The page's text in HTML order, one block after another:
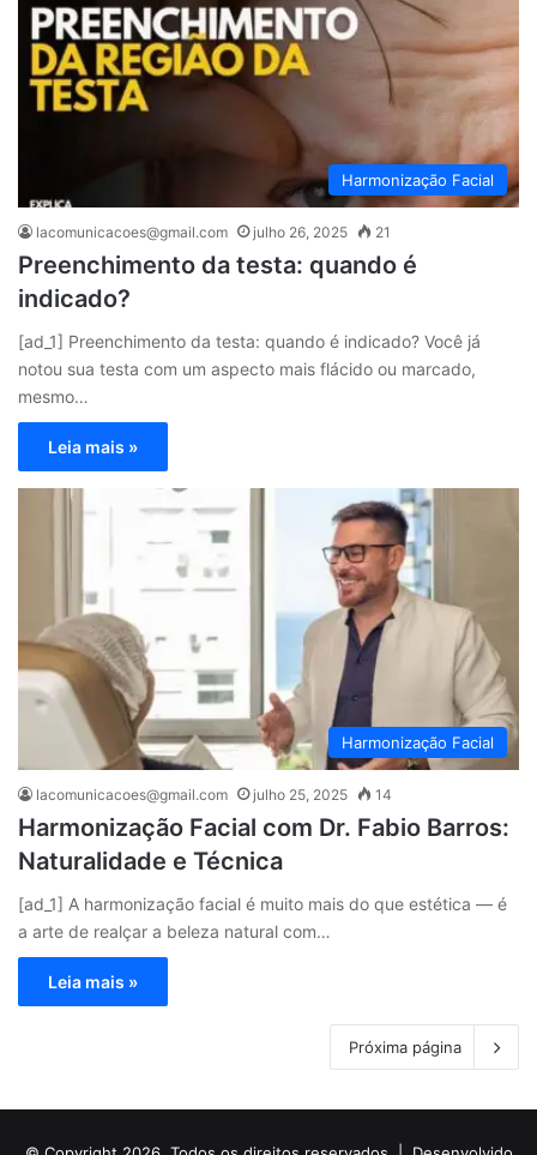
Harmonização Facial
lacomunicacoes@gmail.com julho 26, 2025 21
Preenchimento da testa: quando é
indicado?
[ad_1] Preenchimento da testa: quando é indicado? Você já
notou sua testa com um aspecto mais flácido ou marcado,
mesmo…
Leia mais »
Harmonização Facial
lacomunicacoes@gmail.com julho 25, 2025 14
Harmonização Facial com Dr. Fabio Barros:
Naturalidade e Técnica
[ad_1] A harmonização facial é muito mais do que estética — é
a arte de realçar a beleza natural com…
Leia mais »
Próxima página